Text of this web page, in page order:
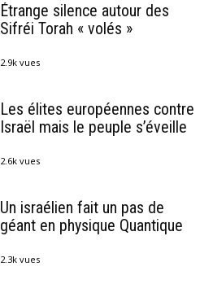
Étrange silence autour des
Sifréi Torah « volés »
2.9k vues
Les élites européennes contre
Israël mais le peuple s’éveille
2.6k vues
Un israélien fait un pas de
géant en physique Quantique
2.3k vues